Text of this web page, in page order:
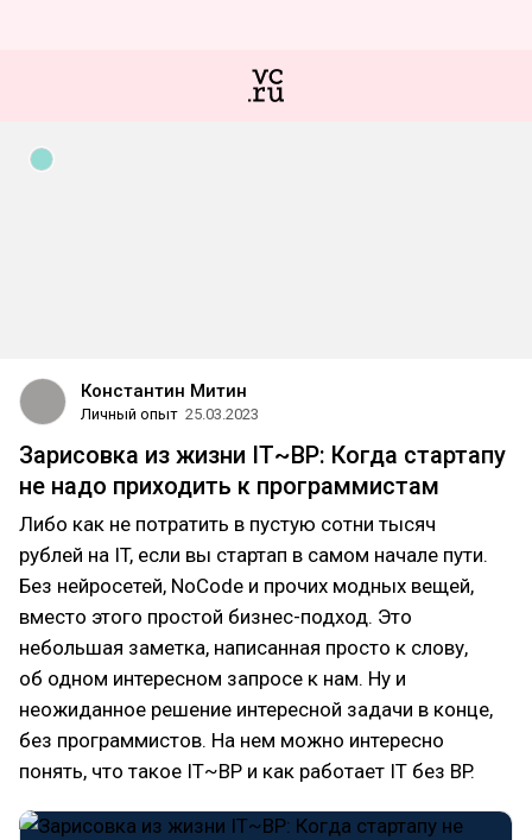
Константин Митин
Личный опыт 25.03.2023
Зарисовка из жизни IT~BP: Когда стартапу
не надо приходить к программистам
Либо как не потратить в пустую сотни тысяч
рублей на IT, если вы стартап в самом начале пути.
Без нейросетей, NoCode и прочих модных вещей,
вместо этого простой бизнес-подход. Это
небольшая заметка, написанная просто к слову,
об одном интересном запросе к нам. Ну и
неожиданное решение интересной задачи в конце,
без программистов. На нем можно интересно
понять, что такое IT~BP и как работает IT без BP.